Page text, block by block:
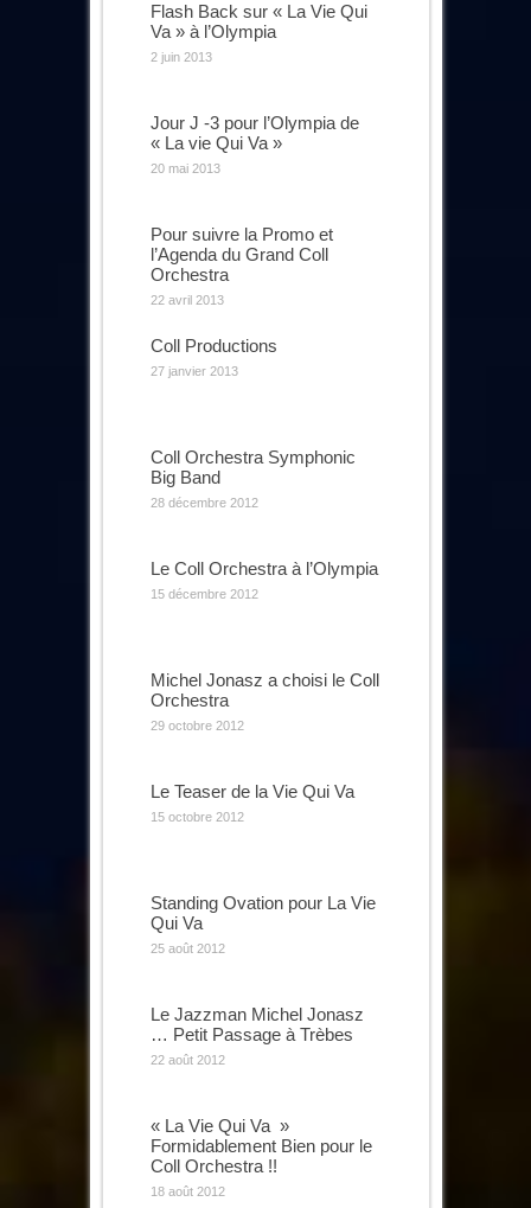
Flash Back sur « La Vie Qui
Va » à l’Olympia
2 juin 2013
Jour J -3 pour l’Olympia de
« La vie Qui Va »
20 mai 2013
Pour suivre la Promo et
l’Agenda du Grand Coll
Orchestra
22 avril 2013
Coll Productions
27 janvier 2013
Coll Orchestra Symphonic
Big Band
28 décembre 2012
Le Coll Orchestra à l’Olympia
15 décembre 2012
Michel Jonasz a choisi le Coll
Orchestra
29 octobre 2012
Le Teaser de la Vie Qui Va
15 octobre 2012
Standing Ovation pour La Vie
Qui Va
25 août 2012
Le Jazzman Michel Jonasz
… Petit Passage à Trèbes
22 août 2012
« La Vie Qui Va »
Formidablement Bien pour le
Coll Orchestra !!
18 août 2012